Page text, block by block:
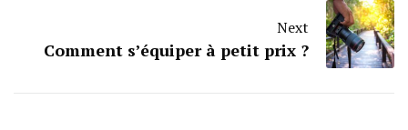
Next
Comment s’équiper à petit prix ?